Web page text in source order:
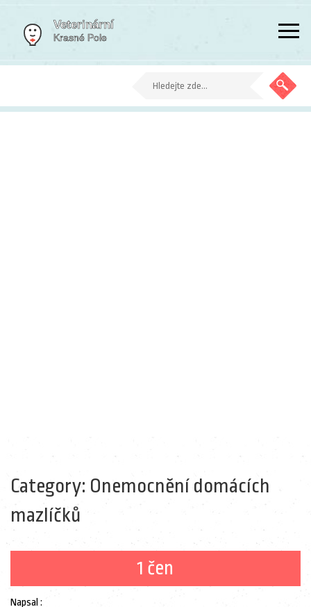
Category: Onemocnění domácích
mazlíčků
1 čen
Napsal :